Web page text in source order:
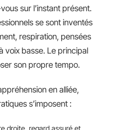
sur l’instant présent.
se sont inventés
respiration, pensées
voix basse. Le principal
son propre tempo.
en alliée,
s’imposent :
droite, regard assuré et